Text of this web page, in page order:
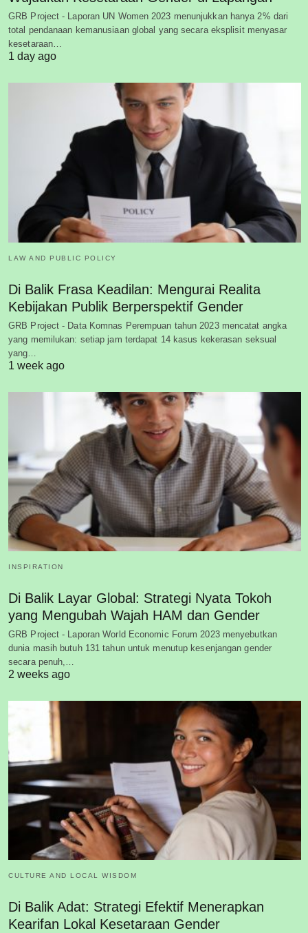
GRB Project - Laporan UN Women 2023 menunjukkan hanya 2% dari
total pendanaan kemanusiaan global yang secara eksplisit menyasar
kesetaraan…
1 day ago
LAW AND PUBLIC POLICY
Di Balik Frasa Keadilan: Mengurai Realita
Kebijakan Publik Berperspektif Gender
GRB Project - Data Komnas Perempuan tahun 2023 mencatat angka
yang memilukan: setiap jam terdapat 14 kasus kekerasan seksual
yang…
1 week ago
INSPIRATION
Di Balik Layar Global: Strategi Nyata Tokoh
yang Mengubah Wajah HAM dan Gender
GRB Project - Laporan World Economic Forum 2023 menyebutkan
dunia masih butuh 131 tahun untuk menutup kesenjangan gender
secara penuh,…
2 weeks ago
CULTURE AND LOCAL WISDOM
Di Balik Adat: Strategi Efektif Menerapkan
Kearifan Lokal Kesetaraan Gender